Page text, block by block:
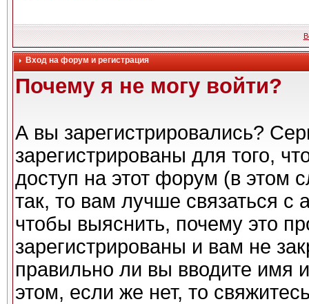
Вход на форум и регистрация
Почему я не могу войти?
А вы зарегистрировались?
зарегистрированы для того,
доступ на этот форум (в этом
так, то вам лучше связаться
чтобы выяснить, почему это
зарегистрированы и вам не
правильно ли вы вводите
этом, если же нет, то